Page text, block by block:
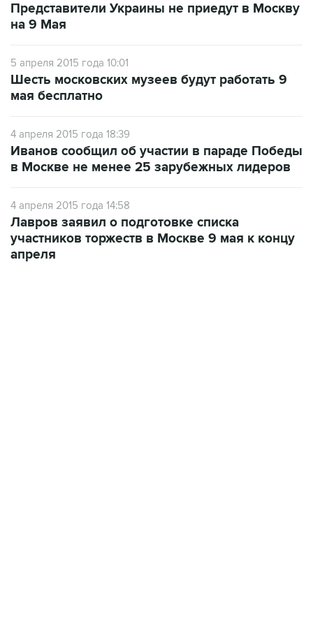
Представители Украины не приедут в Москву
на 9 Мая
5 апреля 2015 года 10:01
Шесть московских музеев будут работать 9
мая бесплатно
4 апреля 2015 года 18:39
Иванов сообщил об участии в параде Победы
в Москве не менее 25 зарубежных лидеров
4 апреля 2015 года 14:58
Лавров заявил о подготовке списка
участников торжеств в Москве 9 мая к концу
апреля